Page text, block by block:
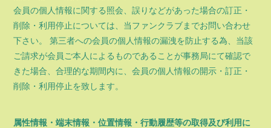
会員の個人情報に関する照会、誤りなどがあった場合の訂正・
削除・利用停止については、当ファンクラブまでお問い合わせ
下さい。 第三者への会員の個人情報の漏洩を防止する為、当該
ご請求が会員ご本人によるものであることが事務局にて確認で
きた場合、合理的な期間内に、会員の個人情報の開示・訂正・
削除・利用停止を致します。
属性情報・端末情報・位置情報・行動履歴等の取得及び利用に